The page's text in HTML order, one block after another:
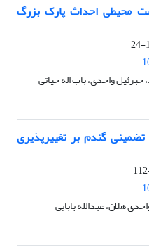
محیطی احداث پارک بزرگ
1-24
واحدی، باب اله حیاتی
گندم بر تغییرپذیری
هلان، عبدالله بابایی